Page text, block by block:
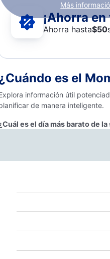
Más
¡Ahorra
Ahorra hasta$50
es el
información útil
de manera inteligente.
es el día más barato de